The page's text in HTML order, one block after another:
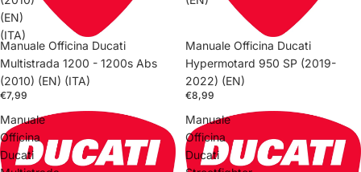
(EN)
(ITA)
Manuale Officina Ducati
Multistrada 1200 - 1200s Abs
(2010) (EN) (ITA)
€7,99
Manuale Officina Ducati
Hypermotard 950 SP (2019-
2022) (EN)
€8,99
Manuale
Officina
Ducati
Manuale
Officina
Ducati